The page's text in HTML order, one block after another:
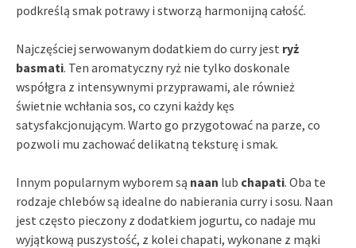
podkreślą smak potrawy i stworzą harmonijną całość.
Najczęściej serwowanym dodatkiem do curry jest ryż
basmati. Ten aromatyczny ryż nie tylko doskonale
współgra z intensywnymi przyprawami, ale również
świetnie wchłania sos, co czyni każdy kęs
satysfakcjonującym. Warto go przygotować na parze, co
pozwoli mu zachować delikatną teksturę i smak.
Innym popularnym wyborem są naan lub chapati. Oba te
rodzaje chlebów są idealne do nabierania curry i sosu. Naan
jest często pieczony z dodatkiem jogurtu, co nadaje mu
wyjątkową puszystość, z kolei chapati, wykonane z mąki